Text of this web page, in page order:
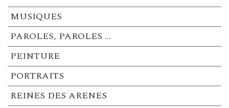
MUSIQUES
PAROLES, PAROLES …
PEINTURE
PORTRAITS
REINES DES ARENES